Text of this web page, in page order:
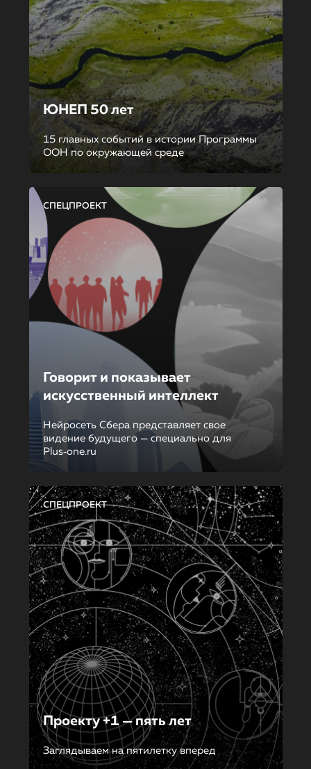
ЮНЕП 50 лет
15 главных событий в истории Программы
ООН по окружающей среде
СПЕЦПРОЕКТ
Говорит и показывает
искусственный интеллект
Нейросеть Сбера представляет свое
видение будущего — специально для
Plus‑one.ru
СПЕЦПРОЕКТ
Проекту +1 — пять лет
Заглядываем на пятилетку вперед